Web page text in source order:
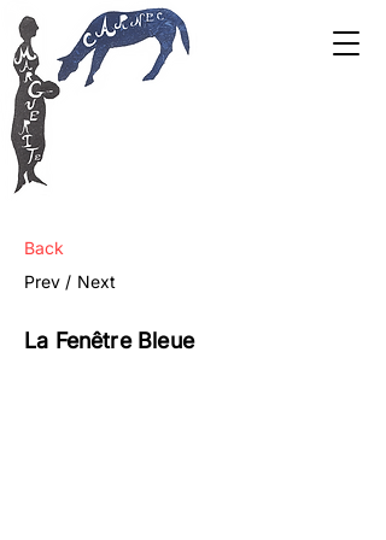
Back
Prev / Next
La Fenêtre Bleue